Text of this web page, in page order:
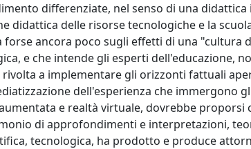
differenziate, nel senso di una
didattica delle risorse tecnologiche e la
ancora poco sugli effetti di una "cultura
e che intende gli esperti dell'educazione,
a implementare gli orizzonti fattuali
dell'esperienza che immergono
e realtà virtuale, dovrebbe proporsi
di approfondimenti e interpretazioni,
tecnologica, ha prodotto e produce